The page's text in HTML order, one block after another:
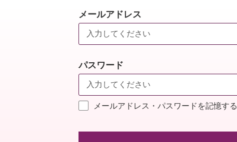
メールアドレス
パスワード
メールアドレス・パスワードを記憶する